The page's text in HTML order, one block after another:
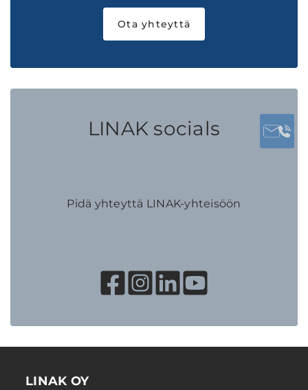
Ota yhteyttä
LINAK socials
Pidä yhteyttä LINAK-yhteisöön
LINAK OY